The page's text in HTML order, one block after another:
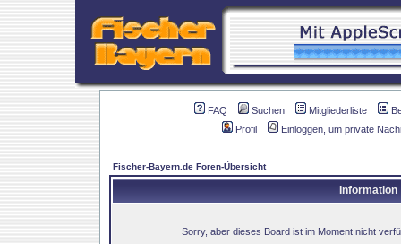
FAQ Suchen Mitgliederliste
Profil
Einloggen, um private
Fischer-Bayern.de Foren-Übersicht
Information
Sorry, aber dieses Board ist im Moment nicht